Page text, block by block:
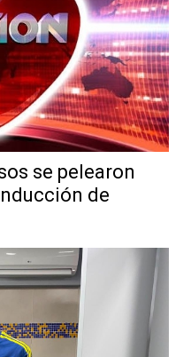
se pelearon
de